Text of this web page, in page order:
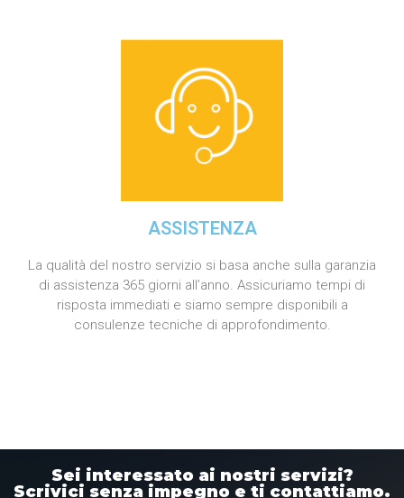
ASSISTENZA
La qualità del nostro servizio si basa anche sulla garanzia
di assistenza 365 giorni all’anno. Assicuriamo tempi di
risposta immediati e siamo sempre disponibili a
consulenze tecniche di approfondimento.
Sei interessato ai nostri servizi?
Scrivici senza impegno e ti contattiamo.